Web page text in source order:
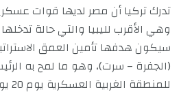
تدرك تركيا أن مصر لديها قوات
وهي الأقرب لليبيا والتي حالة
سيكون هدفها تأمين العمق
(الجفرة – سرت)، وهو ما لمح به